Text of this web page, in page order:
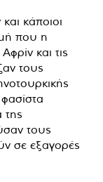
κάποιοι
που η
και τις
τους
της
τους
σε εξαγορές